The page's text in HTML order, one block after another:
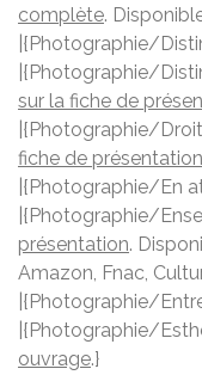
complète.
|{Photographie/
|{Photographie/
sur la fiche de
|{Photographie/
fiche de
|{Photographie/En
|{Photographie/
présentation.
Amazon, Fnac,
|{Photographie/
|{Photographie/
ouvrage.}